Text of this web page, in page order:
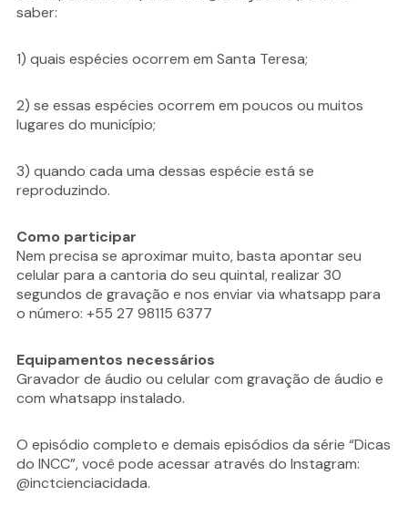
saber:
1) quais espécies ocorrem em Santa Teresa;
2) se essas espécies ocorrem em poucos ou muitos
lugares do município;
3) quando cada uma dessas espécie está se
reproduzindo.
Como participar
Nem precisa se aproximar muito, basta apontar seu
celular para a cantoria do seu quintal, realizar 30
segundos de gravação e nos enviar via whatsapp para
o número: +55 27 98115 6377
Equipamentos necessários
Gravador de áudio ou celular com gravação de áudio e
com whatsapp instalado.
O episódio completo e demais episódios da série “Dicas
do INCC”, você pode acessar através do Instagram:
@inctcienciacidada.